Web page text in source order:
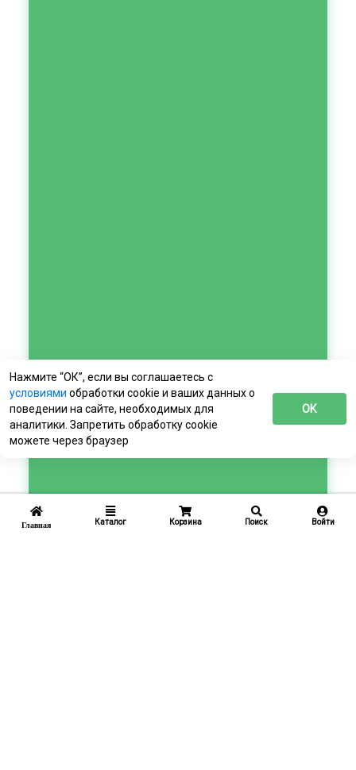
Главная Каталог Корзина Поиск Войти
Нажмите “ОК”, если вы соглашаетесь с
условиями обработки cookie и ваших данных о
поведении на сайте, необходимых для
аналитики. Запретить обработку cookie
можете через браузер
ОК